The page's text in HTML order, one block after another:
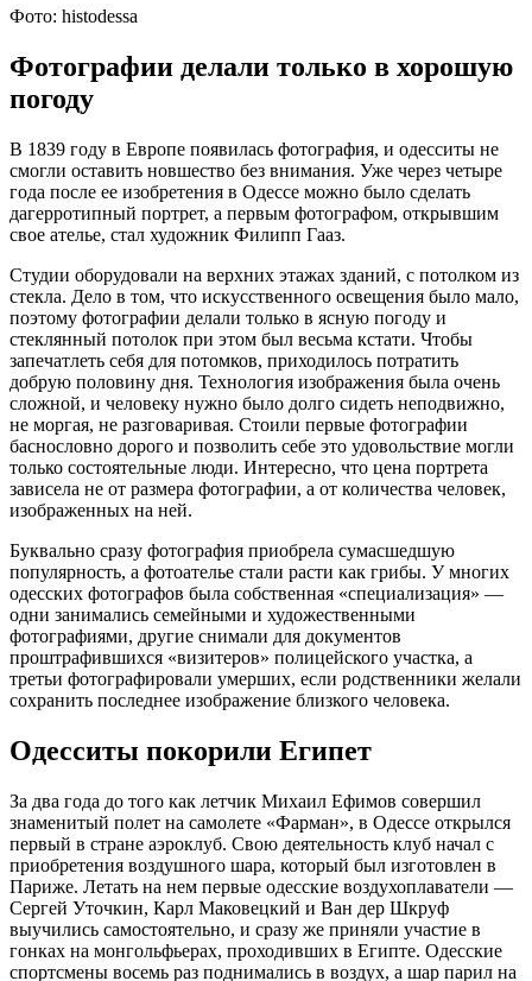
Фото: histodessa
Фотографии делали только в хорошую
погоду
В 1839 году в Европе появилась фотография, и одесситы не
смогли оставить новшество без внимания. Уже через четыре
года после ее изобретения в Одессе можно было сделать
дагерротипный портрет, а первым фотографом, открывшим
свое ателье, стал художник Филипп Гааз.
Студии оборудовали на верхних этажах зданий, с потолком из
стекла. Дело в том, что искусственного освещения было мало,
поэтому фотографии делали только в ясную погоду и
стеклянный потолок при этом был весьма кстати. Чтобы
запечатлеть себя для потомков, приходилось потратить
добрую половину дня. Технология изображения была очень
сложной, и человеку нужно было долго сидеть неподвижно,
не моргая, не разговаривая. Стоили первые фотографии
баснословно дорого и позволить себе это удовольствие могли
только состоятельные люди. Интересно, что цена портрета
зависела не от размера фотографии, а от количества человек,
изображенных на ней.
Буквально сразу фотография приобрела сумасшедшую
популярность, а фотоателье стали расти как грибы. У многих
одесских фотографов была собственная «специализация» —
одни занимались семейными и художественными
фотографиями, другие снимали для документов
проштрафившихся «визитеров» полицейского участка, а
третьи фотографировали умерших, если родственники желали
сохранить последнее изображение близкого человека.
Одесситы покорили Египет
За два года до того как летчик Михаил Ефимов совершил
знаменитый полет на самолете «Фарман», в Одессе открылся
первый в стране аэроклуб. Свою деятельность клуб начал с
приобретения воздушного шара, который был изготовлен в
Париже. Летать на нем первые одесские воздухоплаватели —
Сергей Уточкин, Карл Маковецкий и Ван дер Шкруф
выучились самостоятельно, и сразу же приняли участие в
гонках на монгольфьерах, проходивших в Египте. Одесские
спортсмены восемь раз поднимались в воздух, а шар парил на